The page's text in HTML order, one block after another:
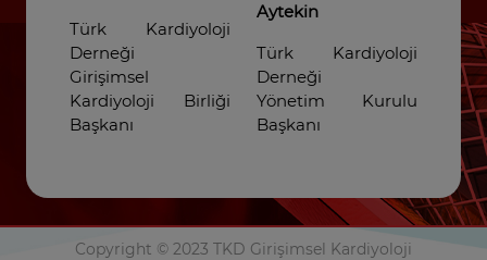
Türk Kardiyoloji
Derneği
Girişimsel
Kardiyoloji Birliği
Başkanı
Aytekin
Türk Kardiyoloji
Derneği
Yönetim Kurulu
Başkanı
Copyright © 2023 TKD Girişimsel Kardiyoloji